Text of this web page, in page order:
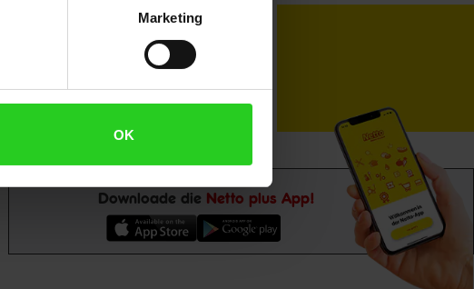
Marketing
OK
Karriere
Downloade die Netto plus App!